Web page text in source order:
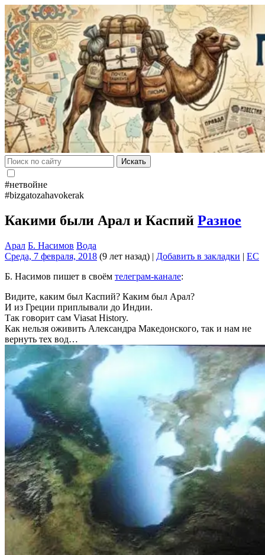
Искать
#нетвойне
#bizgatozahavokerak
Какими были Арал и Каспий Разное
Арал Б. Насимов Вода
Среда, 7 февраля, 2018 (9 лет назад) | Добавить в закладки | EC
Б. Насимов пишет в своём телеграм-канале:
Видите, каким был Каспий? Каким был Арал?
И из Греции приплывали до Индии.
Так говорит сам Viasat History.
Как нельзя оживить Александра Македонского, так и нам не
вернуть тех вод…